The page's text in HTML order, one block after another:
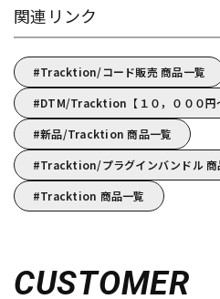
関連リンク
Tracktion/コード販売 商品一覧
DTM/Tracktion【１０，０００円
新品/Tracktion 商品一覧
Tracktion/プラグインバンドル 商
Tracktion 商品一覧
CUSTOMER